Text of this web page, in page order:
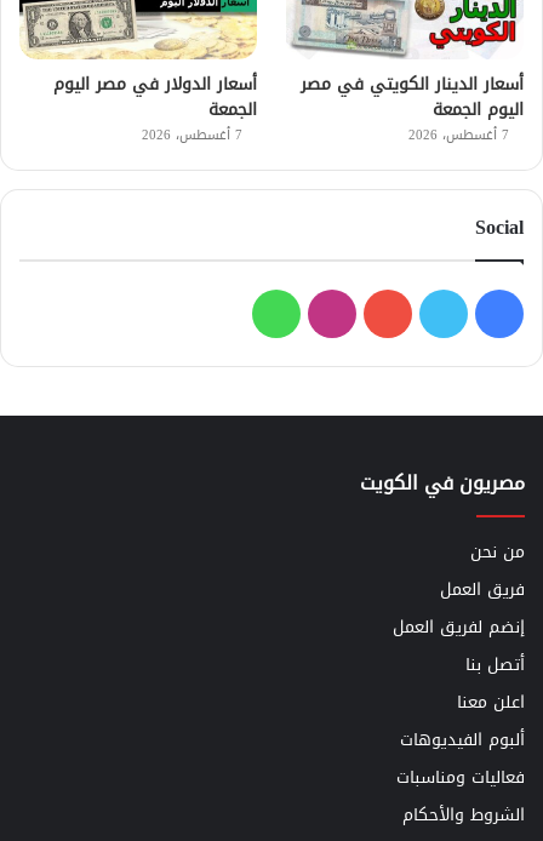
أسعار الدينار الكويتي في مصر
اليوم الجمعة
7 أغسطس، 2026
أسعار الدولار في مصر اليوم
الجمعة
7 أغسطس، 2026
Social
فيسبوك
تويتر يوتيوبانستقرامواتساب
مصريون في الكويت
من نحن
فريق العمل
إنضم لفريق العمل
أتصل بنا
اعلن معنا
ألبوم الفيديوهات
فعاليات ومناسبات
الشروط والأحكام